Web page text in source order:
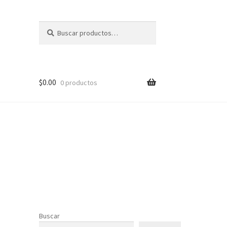
por:
$0.00 0 productos
Buscar